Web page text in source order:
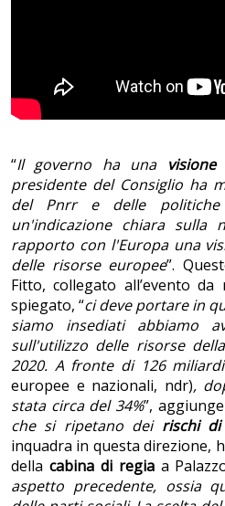
“Il governo ha una
presidente del Consiglio ha
del Pnrr e delle
un'indicazione chiara sulla
rapporto con l'Europa una
delle risorse europee”.
Fitto, collegato all’evento da
spiegato, “ci deve portare in
siamo insediati abbiamo
sull'utilizzo delle risorse
2020. A fronte di 126
europee e nazionali, ndr),
stata circa del 34%”,
che si ripetano dei rischi
inquadra in questa direzione,
della cabina di regiaa
aspetto precedente, ossia